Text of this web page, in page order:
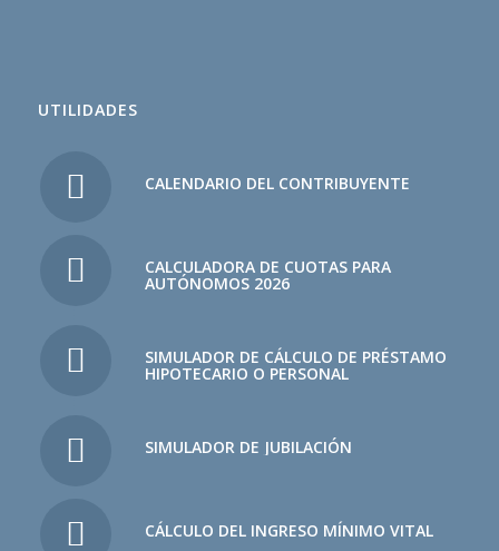
UTILIDADES
CALENDARIO DEL CONTRIBUYENTE
CALCULADORA DE CUOTAS PARA
AUTÓNOMOS 2026
SIMULADOR DE CÁLCULO DE PRÉSTAMO
HIPOTECARIO O PERSONAL
SIMULADOR DE JUBILACIÓN
CÁLCULO DEL INGRESO MÍNIMO VITAL